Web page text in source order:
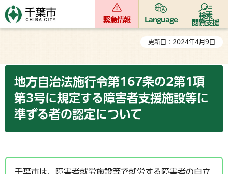
緊急情報 Language
検索
閲覧支援
更新日：2024年4月9日
地方自治法施行令第167条の2第1項
第3号に規定する障害者支援施設等に
準ずる者の認定について
千葉市は、障害者就労施設等で就労する障害者の自立